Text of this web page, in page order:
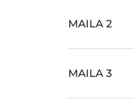
MAILA 2
MAILA 3